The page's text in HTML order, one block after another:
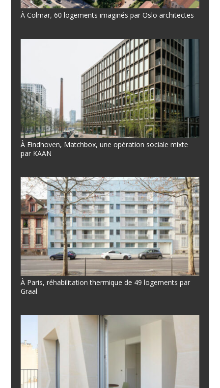
À Colmar, 60 logements imaginés par Oslo architectes
À Eindhoven, Matchbox, une opération sociale mixte
par KAAN
À Paris, réhabilitation thermique de 49 logements par
Graal